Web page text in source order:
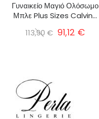
Γυναικείο Μαγιό Ολόσωμο
Μπλε Plus Sizes Calvin...
113,90 € 91,12 €